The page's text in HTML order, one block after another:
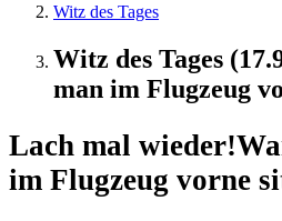
Witz des Tages
Witz des Tages
man im Flugzeug
Lach mal wieder!
im Flugzeug vorne